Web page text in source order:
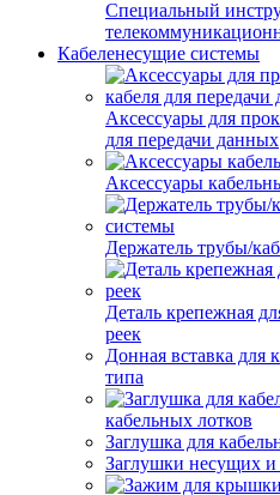
Специальный
Кабеленесущие системы
Аксессуары для
для передачи данных
Аксессуары
Держатель трубы/
Деталь крепежная
реек
Донная вставка для
типа
кабельных лотков
Заглушка для
Заглушки несущих